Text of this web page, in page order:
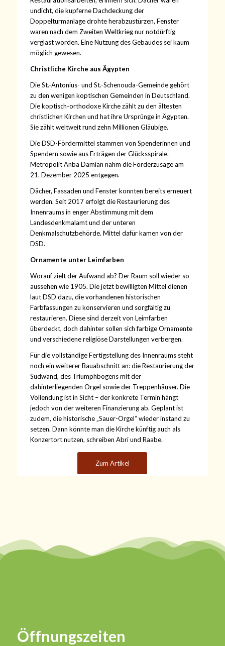
undicht, die kupferne Dachdeckung der
Doppelturmanlage drohte herabzustürzen, Fenster
waren nach dem Zweiten Weltkrieg nur notdürftig
verglast worden. Eine Nutzung des Gebäudes sei kaum
möglich gewesen.
Christliche Kirche aus Ägypten
Die St.-Antonius- und St.-Schenouda-Gemeinde gehört
zu den wenigen koptischen Gemeinden in Deutschland.
Die koptisch-orthodoxe Kirche zählt zu den ältesten
christlichen Kirchen und hat ihre Ursprünge in Ägypten.
Sie zählt weltweit rund zehn Millionen Gläubige.
Die DSD-Fördermittel stammen von Spenderinnen und
Spendern sowie aus Erträgen der Glücksspirale.
Metropolit Anba Damian nahm die Förderzusage am
21. Dezember 2025 entgegen.
Dächer, Fassaden und Fenster konnten bereits erneuert
werden. Seit 2017 erfolgt die Restaurierung des
Innenraums in enger Abstimmung mit dem
Landesdenkmalamt und der unteren
Denkmalschutzbehörde. Mittel dafür kamen von der
DSD.
Ornamente unter Leimfarben
Worauf zielt der Aufwand ab? Der Raum soll wieder so
aussehen wie 1905. Die jetzt bewilligten Mittel dienen
laut DSD dazu, die vorhandenen historischen
Farbfassungen zu konservieren und sorgfältig zu
restaurieren. Diese sind derzeit von Leimfarben
überdeckt, doch dahinter sollen sich farbige Ornamente
und verschiedene religiöse Darstellungen verbergen.
Für die vollständige Fertigstellung des Innenraums steht
noch ein weiterer Bauabschnitt an: die Restaurierung der
Südwand, des Triumphbogens mit der
dahinterliegenden Orgel sowie der Treppenhäuser. Die
Vollendung ist in Sicht – der konkrete Termin hängt
jedoch von der weiteren Finanzierung ab. Geplant ist
zudem, die historische „Sauer-Orgel“ wieder instand zu
setzen. Dann könnte man die Kirche künftig auch als
Konzertort nutzen, schreiben Abri und Raabe.
Zum Artikel
Öffnungszeiten